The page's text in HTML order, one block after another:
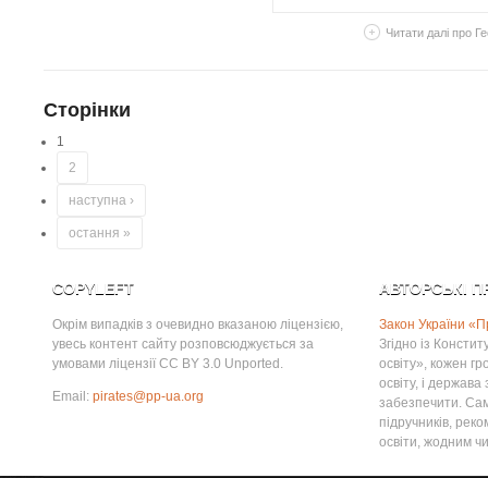
Читати далі про
Сторінки
1
2
наступна ›
остання »
COPYLEFT
Окрім випадків з очевидно вказаною ліцензією,
увесь контент сайту розповсюджується за
умовами ліцензії CC BY 3.0 Unported.
Email: pirates@pp-ua.org
АВТОРСЬКІ
Закон України
Згідно із
освіту», кожен
освіту, і
забезпечити.
підручників,
освіти, жодним